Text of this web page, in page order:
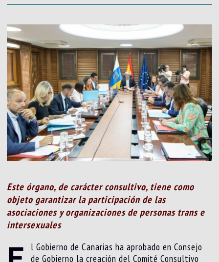
Este órgano, de carácter consultivo, tiene como
objeto garantizar la participación de las
asociaciones y organizaciones de personas trans e
intersexuales
l Gobierno de Canarias ha aprobado en Consejo
de Gobierno la creación del Comité Consultivo